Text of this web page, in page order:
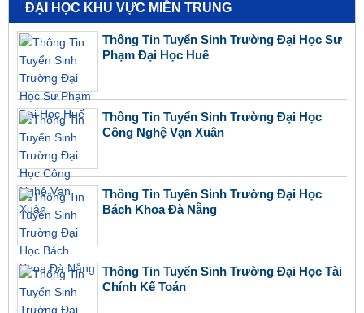
ĐẠI HỌC KHU VỰC MIỀN TRUNG
Thông Tin Tuyển Sinh Trường Đại Học Sư
Phạm Đại Học Huế
Thông Tin Tuyển Sinh Trường Đại Học
Công Nghệ Vạn Xuân
Thông Tin Tuyển Sinh Trường Đại Học
Bách Khoa Đà Nẵng
Thông Tin Tuyển Sinh Trường Đại Học Tài
Chính Kế Toán